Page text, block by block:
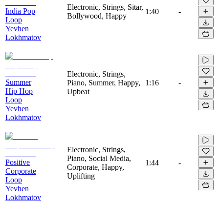
India Pop
Loop
Yevhen
Lokhmatov
Electronic, Strings, Sitar,
Bollywood, Happy
1:40 -
Summer
Hip Hop
Loop
Yevhen
Lokhmatov
Electronic, Strings,
Piano, Summer, Happy,
Upbeat
1:16 -
Positive
Corporate
Loop
Yevhen
Lokhmatov
Electronic, Strings,
Piano, Social Media,
Corporate, Happy,
Uplifting
1:44 -